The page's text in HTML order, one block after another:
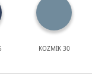
KOZMİK 30